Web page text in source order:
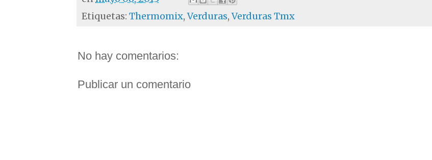
Etiquetas: Thermomix,Verduras,Verduras Tmx
No hay comentarios:
Publicar un comentario